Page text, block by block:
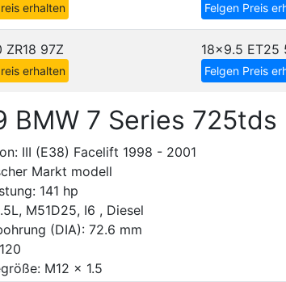
erhalten Felgen Preis
97Z
erhalten
18x9.5 ET25
Felgen Preis
BMW 7 Series 725tds
III (E38) Facelift 1998 - 2001
Markt modell
141 hp
M51D25, I6 , Diesel
(DIA): 72.6 mm
M12 x 1.5